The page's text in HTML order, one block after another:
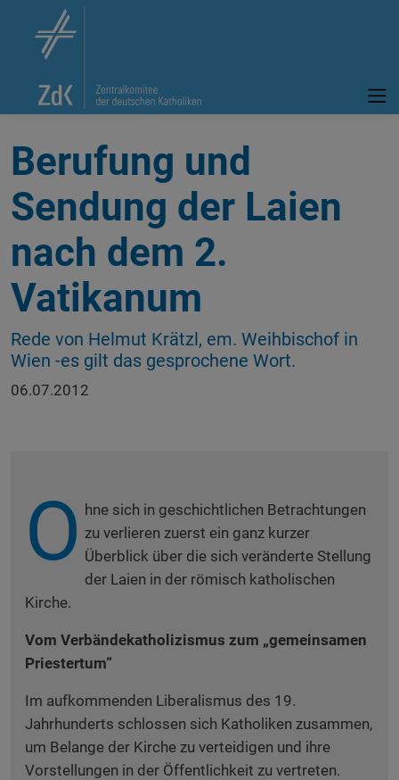
Berufung und
Sendung der Laien
nach dem 2.
Vatikanum
Rede von Helmut Krätzl, em. Weihbischof in
Wien -es gilt das gesprochene Wort.
06.07.2012
O hne sich in geschichtlichen Betrachtungen
zu verlieren zuerst ein ganz kurzer
Überblick über die sich veränderte Stellung
der Laien in der römisch katholischen
Kirche.
Vom Verbändekatholizismus zum „gemeinsamen
Priestertum“
Im aufkommenden Liberalismus des 19.
Jahrhunderts schlossen sich Katholiken zusammen,
um Belange der Kirche zu verteidigen und ihre
Vorstellungen in der Öffentlichkeit zu vertreten.